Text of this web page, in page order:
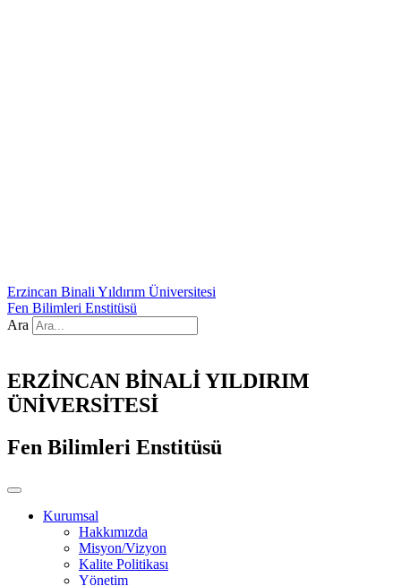
Erzincan Binali Yıldırım Üniversitesi
Fen Bilimleri Enstitüsü
Ara
ERZİNCAN BİNALİ YILDIRIM
ÜNİVERSİTESİ
Fen Bilimleri Enstitüsü
Kurumsal
Hakkımızda
Misyon/Vizyon
Kalite Politikası
Yönetim